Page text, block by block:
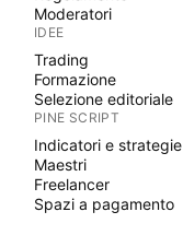
Moderatori
IDEE
Trading
Formazione
Selezione editoriale
PINE SCRIPT
Indicatori e strategie
Maestri
Freelancer
Spazi a pagamento